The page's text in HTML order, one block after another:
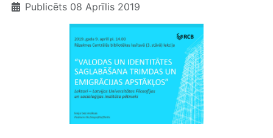
Publicēts 08 Aprīlis 2019